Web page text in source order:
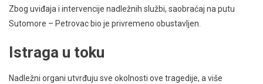
Zbog uviđaja i intervencije nadležnih službi, saobraćaj na putu
Sutomore – Petrovac bio je privremeno obustavljen.
Istraga u toku
Nadležni organi utvrđuju sve okolnosti ove tragedije, a više